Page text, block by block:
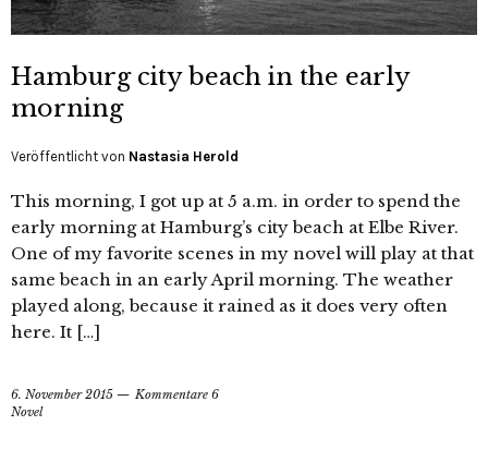
Hamburg city beach in the early
morning
Veröffentlicht von Nastasia Herold
This morning, I got up at 5 a.m. in order to spend the
early morning at Hamburg’s city beach at Elbe River.
One of my favorite scenes in my novel will play at that
same beach in an early April morning. The weather
played along, because it rained as it does very often
here. It […]
6. November 2015
Kommentare 6
Novel